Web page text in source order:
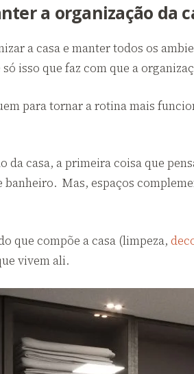
a organização da
a casa e manter todos os
isso que faz com que a
para tornar a rotina mais
da casa, a primeira coisa que
Mas, espaços
que compõe a casa (limpeza,
vivem ali.